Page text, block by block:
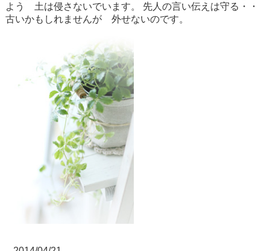
よう 土は侵さないでいます。
先人の言い伝えは守る・・
古いかもしれませんが 外せないのです。